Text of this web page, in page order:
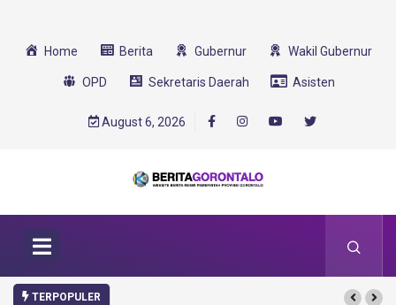
Home Berita Gubernur Wakil Gubernur
OPD Sekretaris Daerah Asisten
August 6, 2026
TERPOPULER